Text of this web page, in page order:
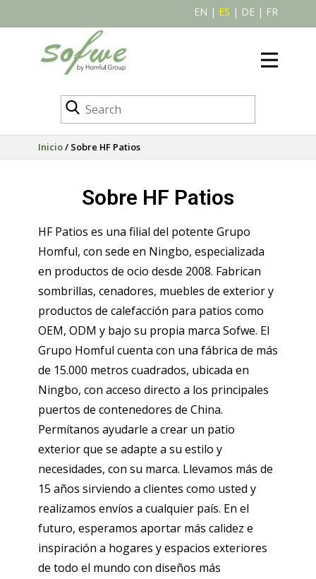
EN | ES | DE | FR
Inicio/ Sobre HF Patios
Sobre HF Patios
HF Patios es una filial del potente Grupo
Homful, con sede en Ningbo, especializada
en productos de ocio desde 2008. Fabrican
sombrillas, cenadores, muebles de exterior y
productos de calefacción para patios como
OEM, ODM y bajo su propia marca Sofwe. El
Grupo Homful cuenta con una fábrica de más
de 15.000 metros cuadrados, ubicada en
Ningbo, con acceso directo a los principales
puertos de contenedores de China.
Permítanos ayudarle a crear un patio
exterior que se adapte a su estilo y
necesidades, con su marca. Llevamos más de
15 años sirviendo a clientes como usted y
realizamos envíos a cualquier país. En el
futuro, esperamos aportar más calidez e
inspiración a hogares y espacios exteriores
de todo el mundo con diseños más